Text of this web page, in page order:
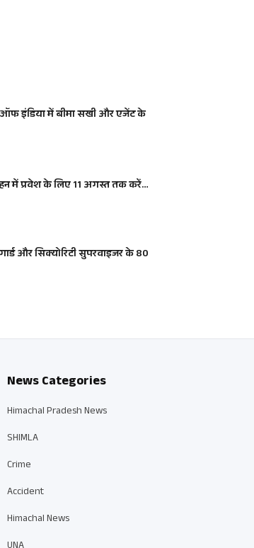
इंडिया में बीमा सखी और एजेंट के
में प्रवेश के लिए 11 अगस्त तक करें…
और सिक्योरिटी सुपरवाइजर के 80
News Categories
Himachal Pradesh News
SHIMLA
Crime
Accident
Himachal News